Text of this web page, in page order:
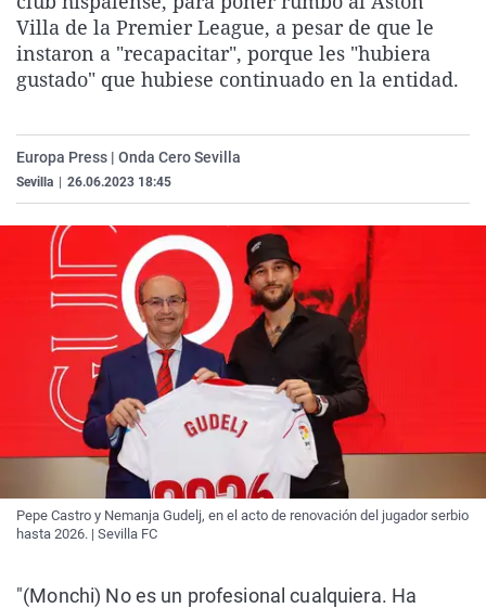
La rosa de los vientos
Gente viajera
Como el perro y el
Retornados
Equipo de
Operación Viuda
Extremadura
Galicia
La Rioja
Navarra
Virales
Televisión
Elecciones
Villa de la Premier League, a pesar de que le
instaron a "recapacitar", porque les "hubiera
gustado" que hubiese continuado en la entidad.
Europa Press | Onda Cero Sevilla
Sevilla 26.06.2023 18:45
Pepe Castro y Nemanja Gudelj, en el acto de renovación del jugador serbio
hasta 2026. | Sevilla FC
"(Monchi) No es un profesional cualquiera. Ha